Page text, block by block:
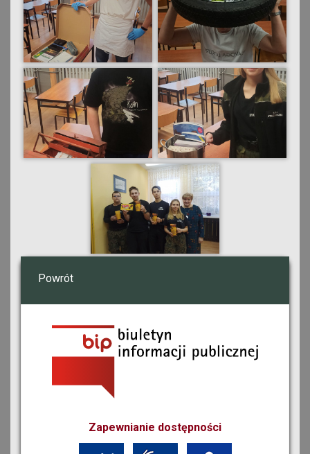
Powrót
Zapewnianie dostępności